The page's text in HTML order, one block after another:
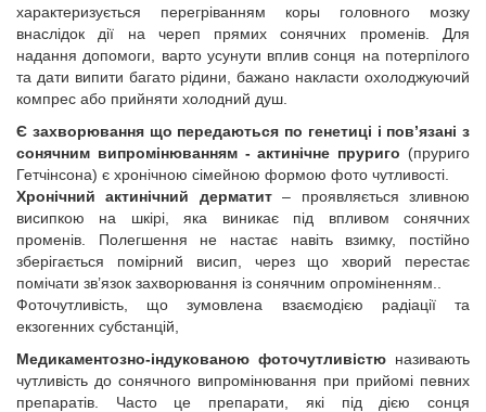
характеризується перегріванням коры головного мозку
внаслідок дії на череп прямих сонячних променів. Для
надання допомоги, варто усунути вплив сонця на потерпілого
та дати випити багато рідини, бажано накласти охолоджуючий
компрес або прийняти холодний душ.
Є захворювання що передаються по генетиці і пов’язані з
сонячним випромінюванням - актинічне пруриго (пруриго
Гетчінсона) є хронічною сімейною формою фото чутливості.
Хронічний актинічний дерматит– проявляється зливною
висипкою на шкірі, яка виникає під впливом сонячних
променів. Полегшення не настає навіть взимку, постійно
зберігається помірний висип, через що хворий перестає
помічати зв’язок захворювання із сонячним опроміненням..
Фоточутливість, що зумовлена взаємодією радіації та
екзогенних субстанцій,
Медикаментозно-індукованою фоточутливістю називають
чутливість до сонячного випромінювання при прийомі певних
препаратів. Часто це препарати, які під дією сонця